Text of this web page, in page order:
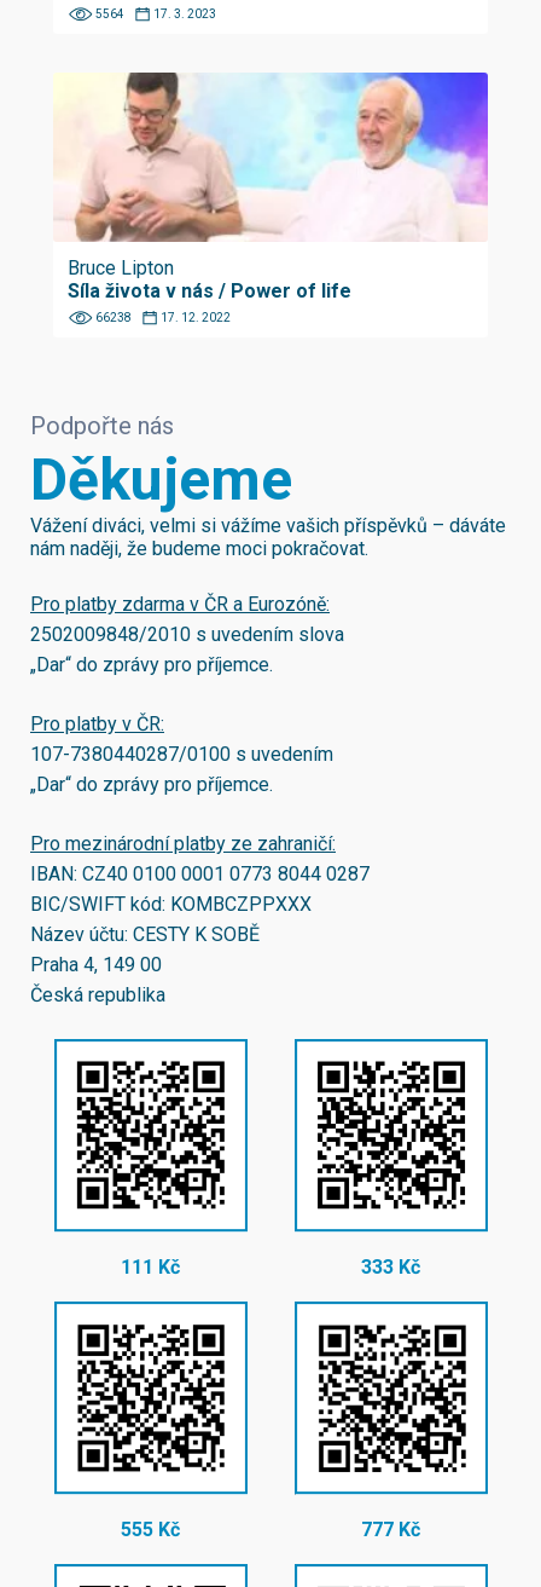
5564 17. 3. 2023
Bruce Lipton
Síla života v nás / Power of life
66238 17. 12. 2022
Podpořte nás
Děkujeme
Vážení diváci, velmi si vážíme vašich příspěvků – dáváte
nám naději, že budeme moci pokračovat.
Pro platby zdarma v ČR a Eurozóně:
2502009848/2010 s uvedením slova
„Dar“ do zprávy pro příjemce.
Pro platby v ČR:
107-7380440287/0100 s uvedením
„Dar“ do zprávy pro příjemce.
Pro mezinárodní platby ze zahraničí:
IBAN: CZ40 0100 0001 0773 8044 0287
BIC/SWIFT kód: KOMBCZPPXXX
Název účtu: CESTY K SOBĚ
Praha 4, 149 00
Česká republika
111 Kč 333 Kč
555 Kč 777 Kč